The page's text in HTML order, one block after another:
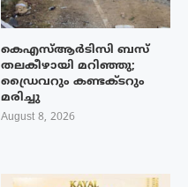
കെഎസ്ആർടിസി ബസ്
തലകീഴായി മറിഞ്ഞു;
ഡ്രൈവറും കണ്ടക്ടറും
മരിച്ചു
August 8, 2026